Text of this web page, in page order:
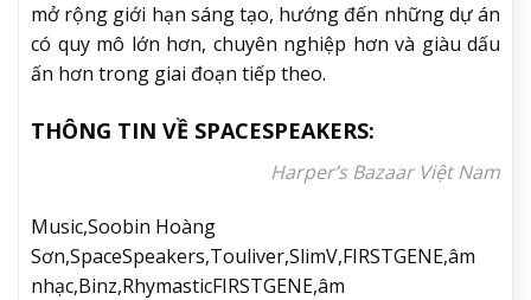
mở rộng giới hạn sáng tạo, hướng đến những dự án
có quy mô lớn hơn, chuyên nghiệp hơn và giàu dấu
ấn hơn trong giai đoạn tiếp theo.
THÔNG TIN VỀ SPACESPEAKERS:
Harper’s Bazaar Việt Nam
Music,Soobin Hoàng
Sơn,SpaceSpeakers,Touliver,SlimV,FIRSTGENE,âm
nhạc,Binz,RhymasticFIRSTGENE,âm